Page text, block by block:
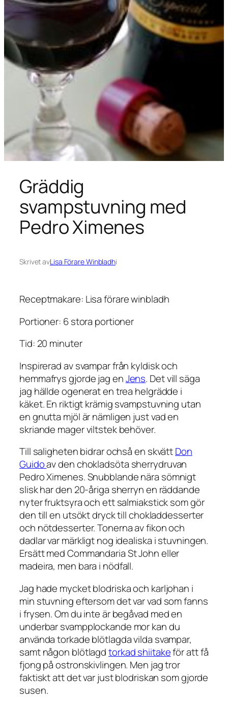
Gräddig
svampstuvning med
Pedro Ximenes
Skrivet avLisa Förare Winbladhi
Receptmakare: Lisa förare winbladh
Portioner: 6 stora portioner
Tid: 20 minuter
Inspirerad av svampar från kyldisk och
hemmafrys gjorde jag enJens. Det vill säga
jag hällde ogenerat en trea helgrädde i
käket. En riktigt krämig svampstuvning utan
en gnutta mjöl är nämligen just vad en
skriande mager viltstek behöver.
Till saligheten bidrar ochså en skvättDon
Guidoav den chokladsöta sherrydruvan
Pedro Ximenes. Snubblande nära sömnigt
slisk har den 20-åriga sherryn en räddande
nyter fruktsyra och ett salmiakstick som gör
den till en utsökt dryck till chokladdesserter
och nötdesserter. Tonerna av fikon och
dadlar var märkligt nog idealiska i stuvningen.
Ersätt med Commandaria St John eller
madeira, men bara i nödfall.
Jag hade mycket blodriska och karljohan i
min stuvning eftersom det var vad som fanns
i frysen. Om du inte är begåvad med en
underbar svampplockande mor kan du
använda torkade blötlagda vilda svampar,
samt någon blötlagdtorkad shiitakeför att få
fjong på ostronskivlingen. Men jag tror
faktiskt att det var just blodriskan som gjorde
susen.